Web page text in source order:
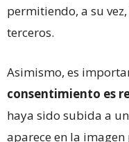
permitiendo, a su
terceros.
Asimismo, es
consentimiento es
haya sido subida a
aparece en la